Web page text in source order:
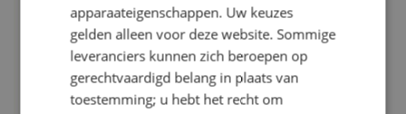
apparaateigenschappen. Uw keuzes
gelden alleen voor deze website. Sommige
leveranciers kunnen zich beroepen op
gerechtvaardigd belang in plaats van
toestemming; u hebt het recht om